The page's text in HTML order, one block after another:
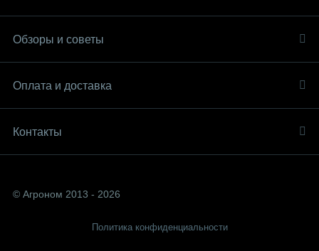
Обзоры и советы
Оплата и доставка
Контакты
© Агроном 2013 - 2026
Политика конфиденциальности